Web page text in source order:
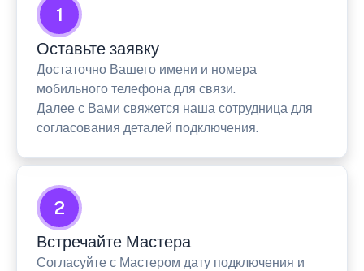
1
Оставьте заявку
Достаточно Вашего имени и номера
мобильного телефона для связи.
Далее с Вами свяжется наша сотрудница для
согласования деталей подключения.
2
Встречайте Мастера
Согласуйте с Мастером дату подключения и